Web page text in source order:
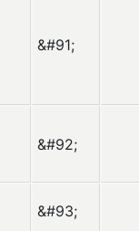
&#91;
&#92;
&#93;